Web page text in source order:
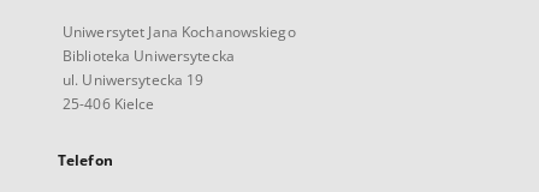
Uniwersytet Jana Kochanowskiego
Biblioteka Uniwersytecka
ul. Uniwersytecka 19
25-406 Kielce
Telefon